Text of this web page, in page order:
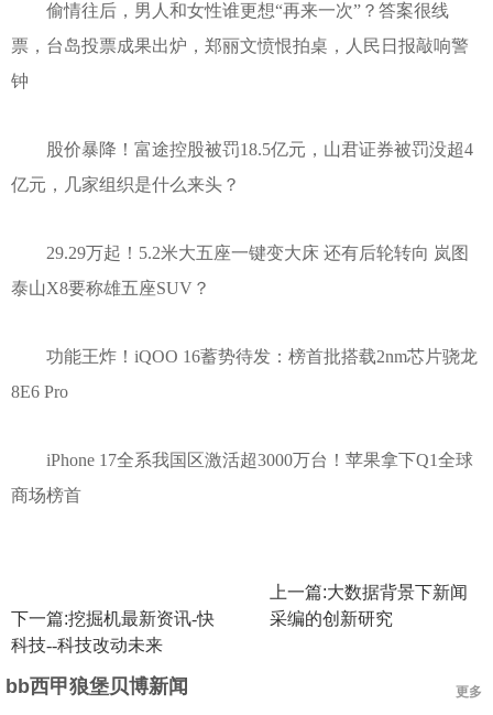
偷情往后，男人和女性谁更想“再来一次”？答案很线
票，台岛投票成果出炉，郑丽文愤恨拍桌，人民日报敲响警
钟
股价暴降！富途控股被罚18.5亿元，山君证券被罚没超4
亿元，几家组织是什么来头？
29.29万起！5.2米大五座一键变大床 还有后轮转向 岚图
泰山X8要称雄五座SUV？
功能王炸！iQOO 16蓄势待发：榜首批搭载2nm芯片骁龙
8E6 Pro
iPhone 17全系我国区激活超3000万台！苹果拿下Q1全球
商场榜首
上一篇:大数据背景下新闻
采编的创新研究
下一篇:挖掘机最新资讯-快
科技--科技改动未来
更多
bb西甲狼堡贝博新闻